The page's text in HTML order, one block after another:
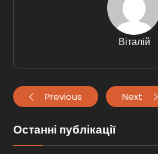
Віталій
Previous Next
Останні публікації